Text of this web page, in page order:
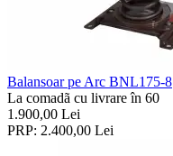
Balansoar pe Arc BNL175-8
La comadã cu livrare în 60
1.900,00 Lei
PRP: 2.400,00 Lei